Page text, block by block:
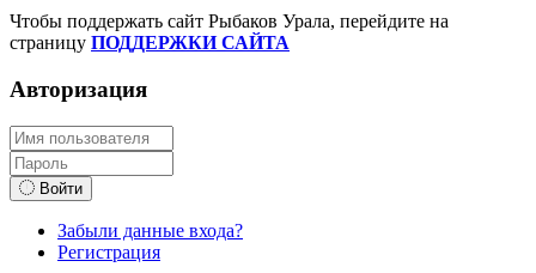
Чтобы поддержать сайт Рыбаков Урала, перейдите на
страницу ПОДДЕРЖКИ САЙТА
Авторизация
Войти
Забыли данные входа?
Регистрация